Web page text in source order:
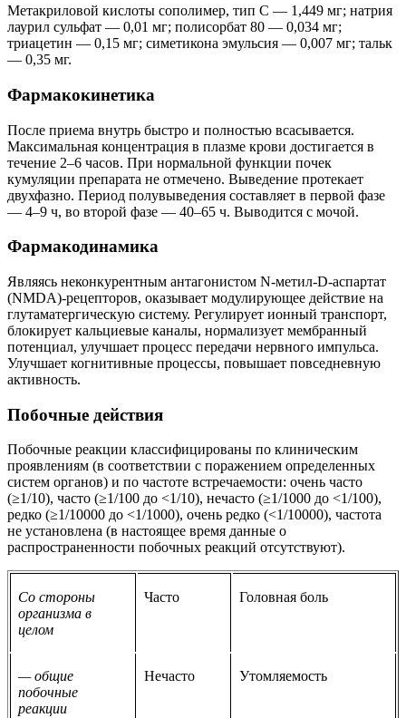
Метакриловой кислоты сополимер, тип С — 1,449 мг; натрия
лаурил сульфат — 0,01 мг; полисорбат 80 — 0,034 мг;
триацетин — 0,15 мг; симетикона эмульсия — 0,007 мг; тальк
— 0,35 мг.
Фармакокинетика
После приема внутрь быстро и полностью всасывается.
Максимальная концентрация в плазме крови достигается в
течение 2–6 часов. При нормальной функции почек
кумуляции препарата не отмечено. Выведение протекает
двухфазно. Период полувыведения составляет в первой фазе
— 4–9 ч, во второй фазе — 40–65 ч. Выводится с мочой.
Фармакодинамика
Являясь неконкурентным антагонистом N-метил-D-аспартат
(NMDA)-рецепторов, оказывает модулирующее действие на
глутаматергическую систему. Регулирует ионный транспорт,
блокирует кальциевые каналы, нормализует мембранный
потенциал, улучшает процесс передачи нервного импульса.
Улучшает когнитивные процессы, повышает повседневную
активность.
Побочные действия
Побочные реакции классифицированы по клиническим
проявлениям (в соответствии с поражением определенных
систем органов) и по частоте встречаемости: очень часто
(≥1/10), часто (≥1/100 до <1/10), нечасто (≥1/1000 до <1/100),
редко (≥1/10000 до <1/1000), очень редко (<1/10000), частота
не установлена (в настоящее время данные о
распространенности побочных реакций отсутствуют).
Со стороны
организма в
целом
Часто Головная боль
— общие
побочные
реакции
Нечасто Утомляемость